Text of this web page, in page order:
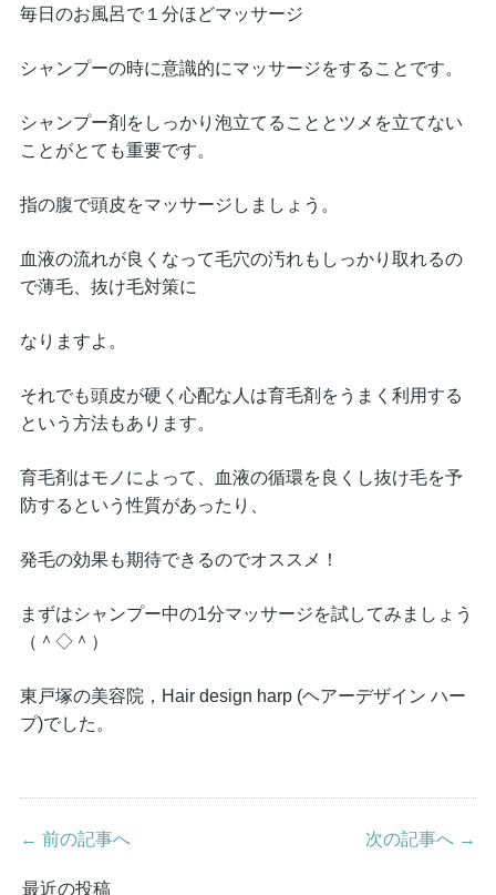
毎日のお風呂で１分ほどマッサージ
シャンプーの時に意識的にマッサージをすることです。
シャンプー剤をしっかり泡立てることとツメを立てない
ことがとても重要です。
指の腹で頭皮をマッサージしましょう。
血液の流れが良くなって毛穴の汚れもしっかり取れるの
で薄毛、抜け毛対策に
なりますよ。
それでも頭皮が硬く心配な人は育毛剤をうまく利用する
という方法もあります。
育毛剤はモノによって、血液の循環を良くし抜け毛を予
防するという性質があったり、
発毛の効果も期待できるのでオススメ！
まずはシャンプー中の1分マッサージを試してみましょう
（＾◇＾）
東戸塚の美容院，Hair design harp (ヘアーデザイン ハー
プ)でした。
← 前の記事へ 次の記事へ →
最近の投稿